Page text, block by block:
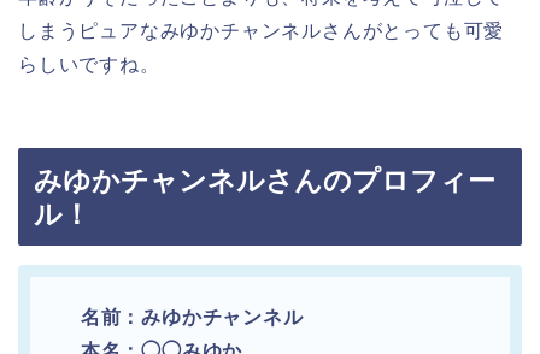
しまうピュアなみゆかチャンネルさんがとっても可愛
らしいですね。
みゆかチャンネルさんのプロフィー
ル！
名前：みゆかチャンネル